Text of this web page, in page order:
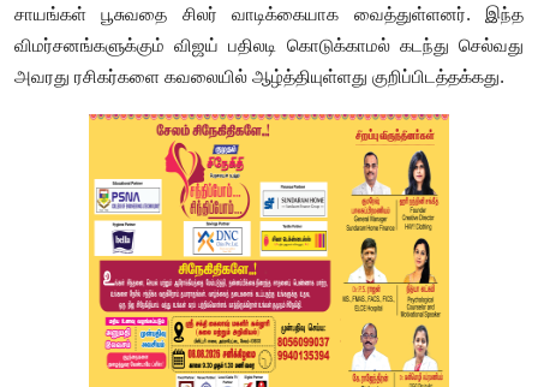
சாயங்கள் பூசுவதை சிலர் வாடிக்கையாக வைத்துள்ளனர். இந்த
விமர்சனங்களுக்கும் விஜய் பதிலடி கொடுக்காமல் கடந்து செல்வது
அவரது ரசிகர்களை கவலையில் ஆழ்த்தியுள்ளது குறிப்பிடத்தக்கது.